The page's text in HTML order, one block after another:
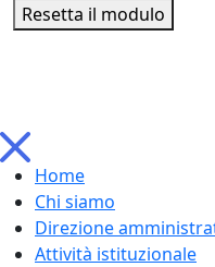
Resetta il modulo
Home
Chi siamo
Direzione
Attività istituzionale